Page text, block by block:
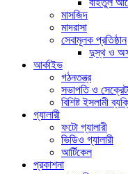
বাইতুল
মাসজিদ
মাদরাসা
সেবামূলক প্রতিষ্ঠান
দুস্থ ও
আর্কাইভ
গঠনতন্ত্র
সভাপতি ও
বিশিষ্ট ইসলামী
গ্যালারী
ফটো গ্যালারী
ভিডিও গ্যালারী
আর্টিকেল
প্রকাশনা